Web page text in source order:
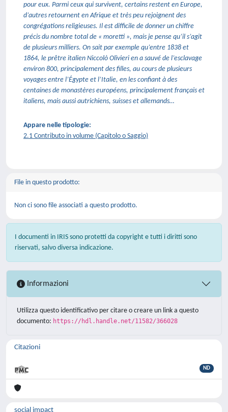
pour eux. Parmi ceux qui survivent, certains restent en Europe,
d’autres retournent en Afrique et très peu rejoignent des
congrégations religieuses. Il est difficile de donner un chiffre
précis du nombre total de « moretti », mais je pense qu’il s’agit
de plusieurs milliers. On sait par exemple qu’entre 1838 et
1864, le prêtre italien Niccolò Olivieri en a sauvé de l’esclavage
environ 800, principalement des filles, au cours de plusieurs
voyages entre l’Égypte et l’Italie, en les confiant à des
centaines de monastères européens, principalement français et
italiens, mais aussi autrichiens, suisses et allemands…
Appare nelle tipologie:
2.1 Contributo in volume (Capitolo o Saggio)
File in questo prodotto:
Non ci sono file associati a questo prodotto.
I documenti in IRIS sono protetti da copyright e tutti i diritti sono
riservati, salvo diversa indicazione.
Informazioni
Utilizza questo identificativo per citare o creare un link a questo
documento: https://hdl.handle.net/11582/366028
Citazioni
ND
social impact